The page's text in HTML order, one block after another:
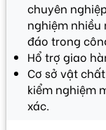
chuyên
nghiệm nhiều
đáo trong
Hổ trợ giao
Cơ sở vật
kiểm nghiệm
xác.